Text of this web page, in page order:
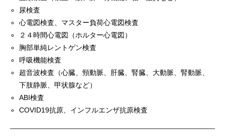
尿検査
心電図検査、マスター負荷心電図検査
２４時間心電図（ホルター心電図）
胸部単純レントゲン検査
呼吸機能検査
超音波検査（心臓、頸動脈、肝臓、腎臓、大動脈、腎動脈、
下肢静脈、甲状腺など）
ABI検査
COVID19抗原、インフルエンザ抗原検査